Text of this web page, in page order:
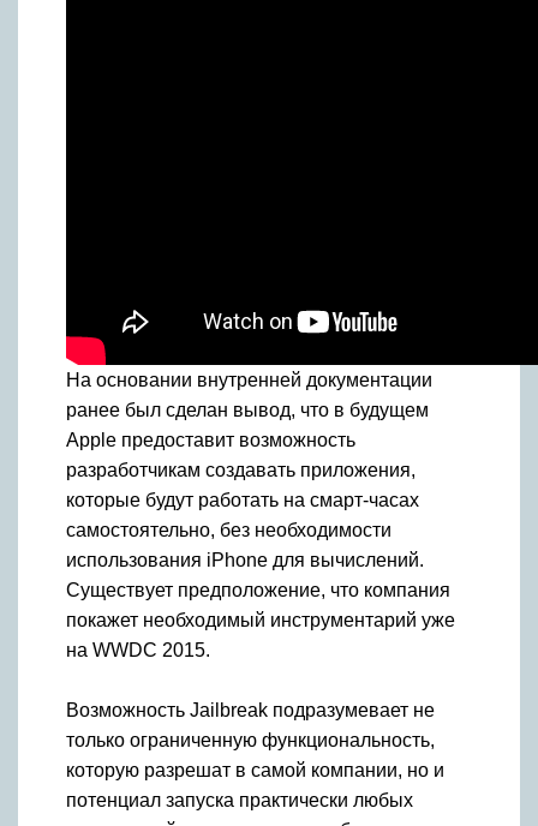
На основании внутренней документации
ранее был сделан вывод, что в будущем
Apple предоставит возможность
разработчикам создавать приложения,
которые будут работать на смарт-часах
самостоятельно, без необходимости
использования iPhone для вычислений.
Существует предположение, что компания
покажет необходимый инструментарий уже
на WWDC 2015.
Возможность Jailbreak подразумевает не
только ограниченную функциональность,
которую разрешат в самой компании, но и
потенциал запуска практически любых